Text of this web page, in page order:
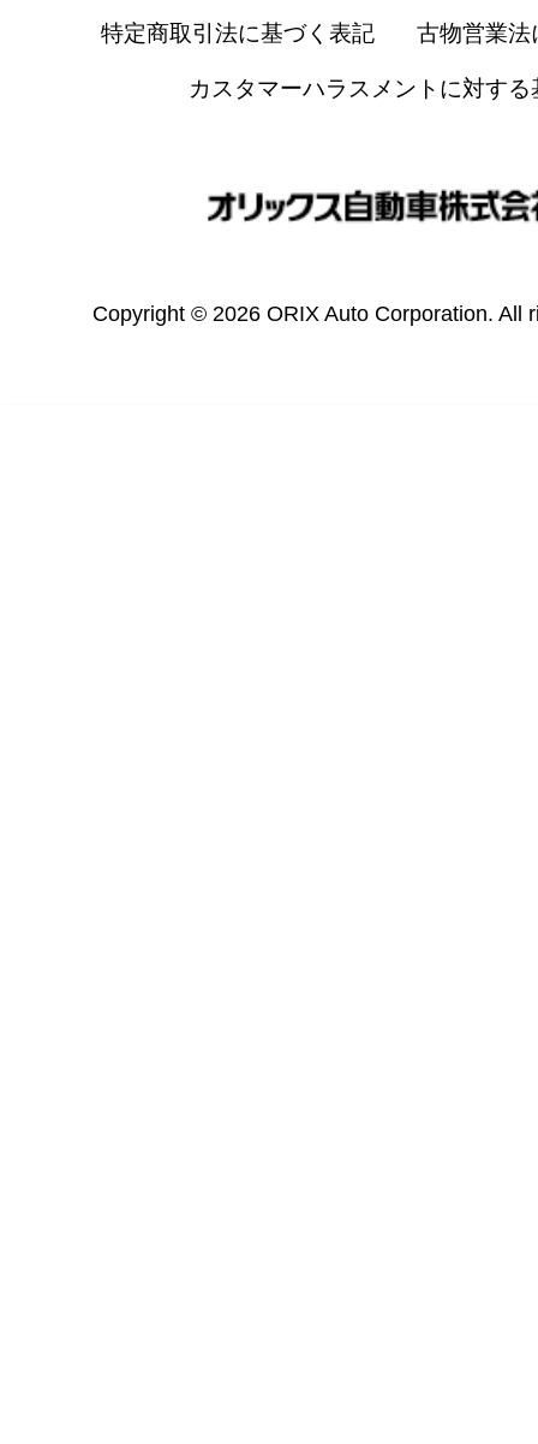
特定商取引法に基づく表記 古物営業法
カスタマーハラスメントに対する
Copyright © 2026 ORIX Auto Corporation. All